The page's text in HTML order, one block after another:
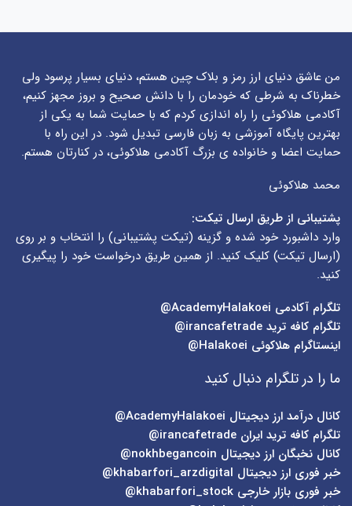
من عاشق دنیای ارز رمز و بلاک چین هستم، دنیای بسیار پرسود ولی
خطرناک به شرطی که خودمان را با دانش صحیح و بروز مجهز کنیم،
آکادمی هلاکوئی را راه اندازی کردم که با حمایت شما به یکی از
بهترین پایگاه آموزشی به زبان فارسی تبدیل شود. در این راه با
حمایت اعضا و خانواده ی بزرگ آکادمی هلاکوئی، در کنارتان هستم.
محمد هلاکوئی
پشتیبانی از طریق ارسال تیکت:
وارد داشبورد خود شده و گزینه (تیکت پشتیبانی) را انتخاب و بر روی
(ارسال تیکت) کلیک کنید. از همین طریق درخواست خود را پیگیری
کنید.
تلگرام آکادمی
تلگرام کافه ترید irancafetrade@
اینستاگرام هلاکوئی Halakoei@
ما را در تلگرام دنبال کنید
کانال درآمد ارز دیجیتال AcademyHalakoei@
تلگرام کافه ترید ایران irancafetrade@
کانال نخبگان ارز دیجیتال nokhbegancoin@
خبر فوری ارز دیجیتال khabarfori_arzdigital@
خبر فوری بازار خارجی khabarfori_stock@